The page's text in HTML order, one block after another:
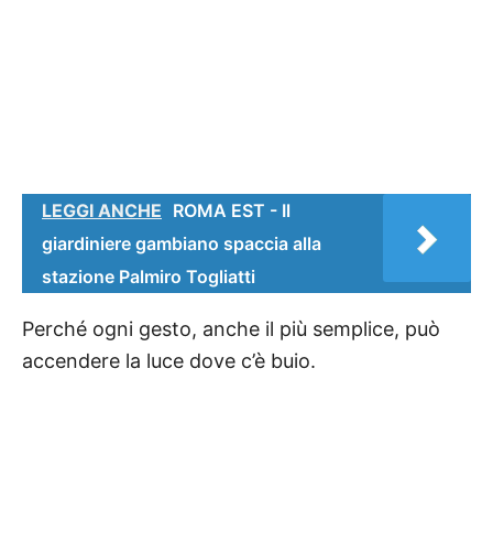
LEGGI ANCHE ROMA EST - Il
giardiniere gambiano spaccia alla
stazione Palmiro Togliatti
Perché ogni gesto, anche il più semplice, può
accendere la luce dove c’è buio.